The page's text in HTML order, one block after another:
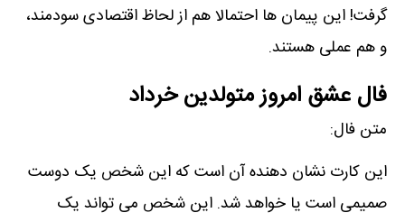
گرفت! این پیمان ھا احتمالا ھم از لحاظ اقتصادی سودمند،
و ھم عملی ھستند.
فال عشق امروز متولدین خرداد
متن فال:
این کارت نشان دھنده آن است که این شخص یک دوست
صمیمی است یا خواھد شد. این شخص می تواند یک